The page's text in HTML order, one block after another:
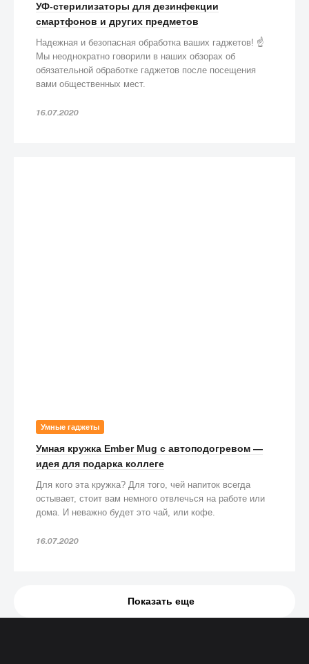
УФ-стерилизаторы для дезинфекции
смартфонов и других предметов
Надежная и безопасная обработка ваших гаджетов! ☝️
Мы неоднократно говорили в наших обзорах об
обязательной обработке гаджетов после посещения
вами общественных мест.
16.07.2020
Умные гаджеты
Умная кружка Ember Mug с автоподогревом —
идея для подарка коллеге
Для кого эта кружка? Для того, чей напиток всегда
остывает, стоит вам немного отвлечься на работе или
дома. И неважно будет это чай, или кофе.
16.07.2020
Показать еще